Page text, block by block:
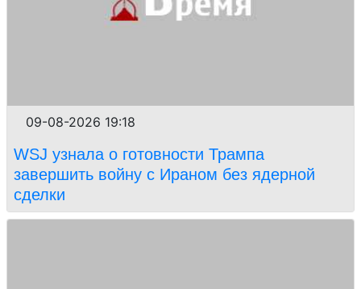
09-08-2026 19:18
WSJ узнала о готовности Трампа
завершить войну с Ираном без ядерной
сделки